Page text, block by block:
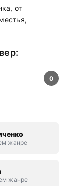
от
:
0
жанре
жанре